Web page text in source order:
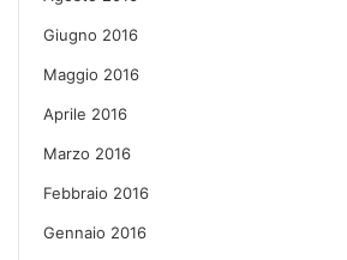
Giugno 2016
Maggio 2016
Aprile 2016
Marzo 2016
Febbraio 2016
Gennaio 2016